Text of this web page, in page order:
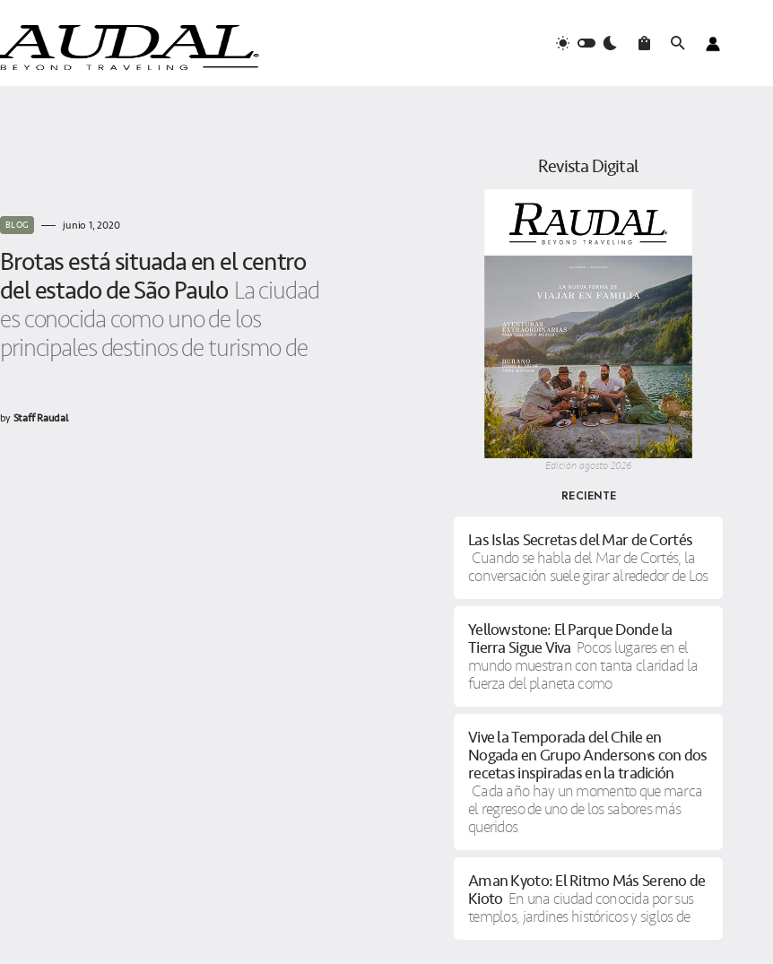
BLOG junio 1, 2020
Brotas está situada en el centro
del estado de São Paulo La ciudad
es conocida como uno de los
principales destinos de turismo de
byStaff Raudal
Revista Digital
Edición agosto 2026
RECIENTE
Las Islas Secretas del Mar de Cortés
Cuando se habla del Mar de Cortés, la
conversación suele girar alrededor de Los
Yellowstone: El Parque Donde la
Tierra Sigue Viva Pocos lugares en el
mundo muestran con tanta claridad la
fuerza del planeta como
Vive la Temporada del Chile en
Nogada en Grupo Anderson’s con dos
recetas inspiradas en la tradición
Cada año hay un momento que marca
el regreso de uno de los sabores más
queridos
Aman Kyoto: El Ritmo Más Sereno de
Kioto En una ciudad conocida por sus
templos, jardines históricos y siglos de